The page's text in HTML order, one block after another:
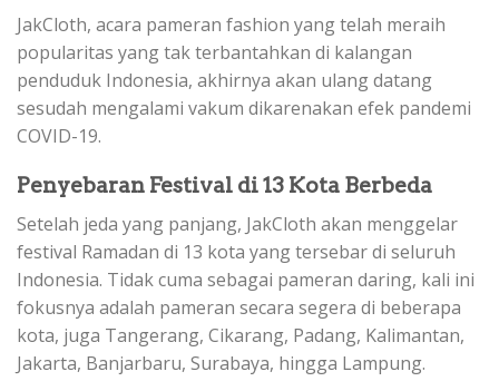
JakCloth, acara pameran fashion yang telah meraih
popularitas yang tak terbantahkan di kalangan
penduduk Indonesia, akhirnya akan ulang datang
sesudah mengalami vakum dikarenakan efek pandemi
COVID-19.
Penyebaran Festival di 13 Kota Berbeda
Setelah jeda yang panjang, JakCloth akan menggelar
festival Ramadan di 13 kota yang tersebar di seluruh
Indonesia. Tidak cuma sebagai pameran daring, kali ini
fokusnya adalah pameran secara segera di beberapa
kota, juga Tangerang, Cikarang, Padang, Kalimantan,
Jakarta, Banjarbaru, Surabaya, hingga Lampung.